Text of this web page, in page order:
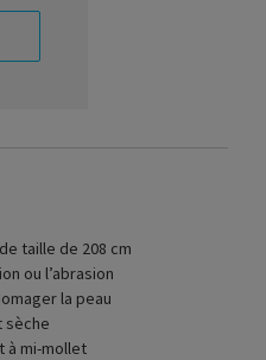
taille de 208 cm
ou l’abrasion
la peau
sèche
à mi-mollet